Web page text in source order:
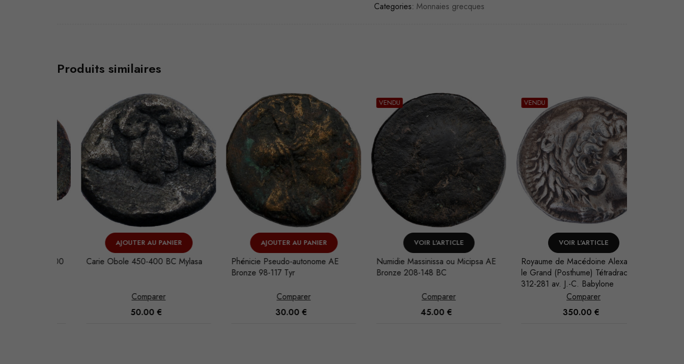
Categories: Monnaies grecques
Produits similaires
AJOUTER AU PANIER
Carie Obole 450-400 BC Mylasa
Comparer
50.00€
AJOUTER AU PANIER
Phénicie Pseudo-autonome AE
Bronze 98-117 Tyr
Comparer
30.00€
VOIR L'ARTICLE
Numidie Massinissa ou Micipsa AE
Bronze 208-148 BC
Comparer
45.00€
VOIR L'ARTICLE
Royaume de Macédoine Alexandre
le Grand (Posthume) Tétradrachme
312-281 av. J.-C. Babylone
Comparer
350.00€